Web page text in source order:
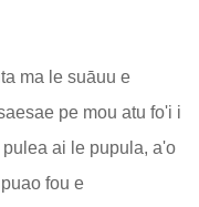
ma le suāuu e
pe mou atu fo'i i
ai le pupula, a'o
fou e